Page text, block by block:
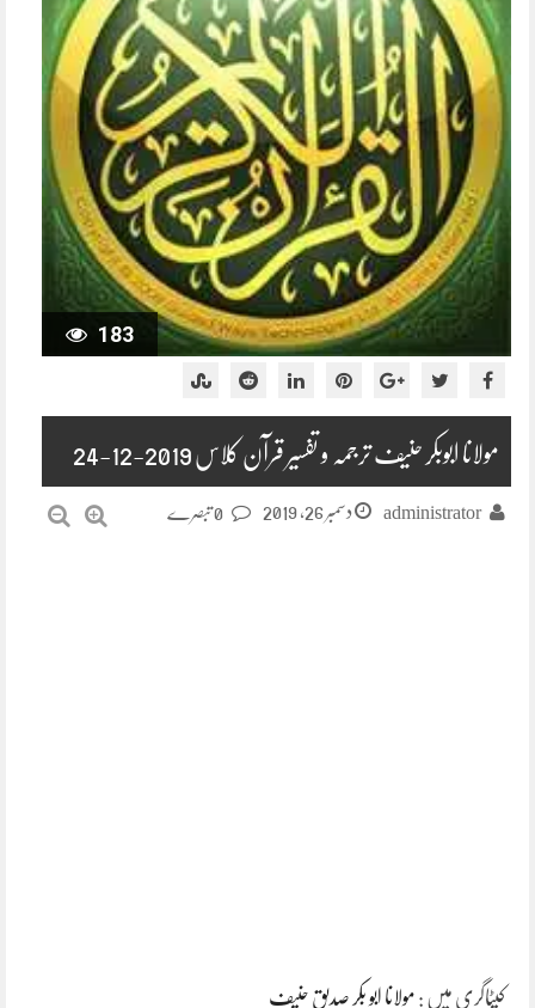
183
مولانا ابوبکر حنیف ترجمہ و تفسیر قرآن کلاس 2019-12-24
administrator دسمبر 26, 2019
کیٹاگری میں : مولانا ابو بکر صدیق حنیف